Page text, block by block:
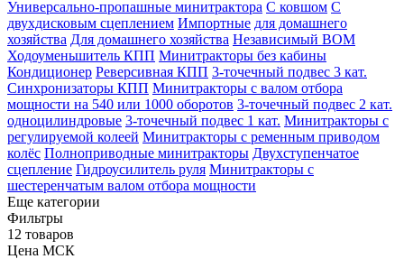
Универсально-пропашные минитрактора С ковшом С
двухдисковым сцеплением Импортные для домашнего
хозяйства Для домашнего хозяйства Независимый ВОМ
Ходоуменьшитель КПП Минитракторы без кабины
Кондиционер Реверсивная КПП 3-точечный подвес 3 кат.
Синхронизаторы КПП Минитракторы с валом отбора
мощности на 540 или 1000 оборотов 3-точечный подвес 2 кат.
одноцилиндровые 3-точечный подвес 1 кат. Минитракторы с
регулируемой колеей Минитракторы с ременным приводом
колёс Полноприводные минитракторы Двухступенчатое
сцепление Гидроусилитель руля Минитракторы с
шестеренчатым валом отбора мощности
Еще категории
Фильтры
12 товаров
Цена МСК